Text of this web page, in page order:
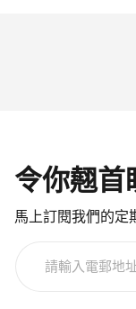
令你翹首
馬上訂閱我們的定